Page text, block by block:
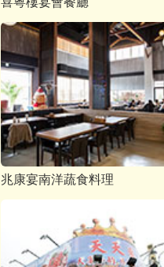
兆康宴南洋蔬食料理